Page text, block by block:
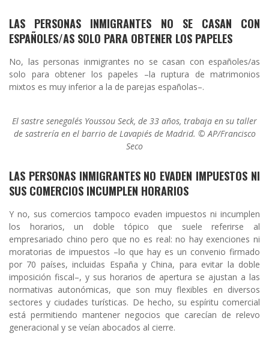
LAS PERSONAS INMIGRANTES NO SE CASAN CON
ESPAÑOLES/AS SOLO PARA OBTENER LOS PAPELES
No, las personas inmigrantes no se casan con españoles/as
solo para obtener los papeles –la ruptura de matrimonios
mixtos es muy inferior a la de parejas españolas–.
El sastre senegalés Youssou Seck, de 33 años, trabaja en su taller
de sastrería en el barrio de Lavapiés de Madrid. © AP/Francisco
Seco
LAS PERSONAS INMIGRANTES NO EVADEN IMPUESTOS NI
SUS COMERCIOS INCUMPLEN HORARIOS
Y no, sus comercios tampoco evaden impuestos ni incumplen
los horarios, un doble tópico que suele referirse al
empresariado chino pero que no es real: no hay exenciones ni
moratorias de impuestos –lo que hay es un convenio firmado
por 70 países, incluidas España y China, para evitar la doble
imposición fiscal–, y sus horarios de apertura se ajustan a las
normativas autonómicas, que son muy flexibles en diversos
sectores y ciudades turísticas. De hecho, su espíritu comercial
está permitiendo mantener negocios que carecían de relevo
generacional y se veían abocados al cierre.